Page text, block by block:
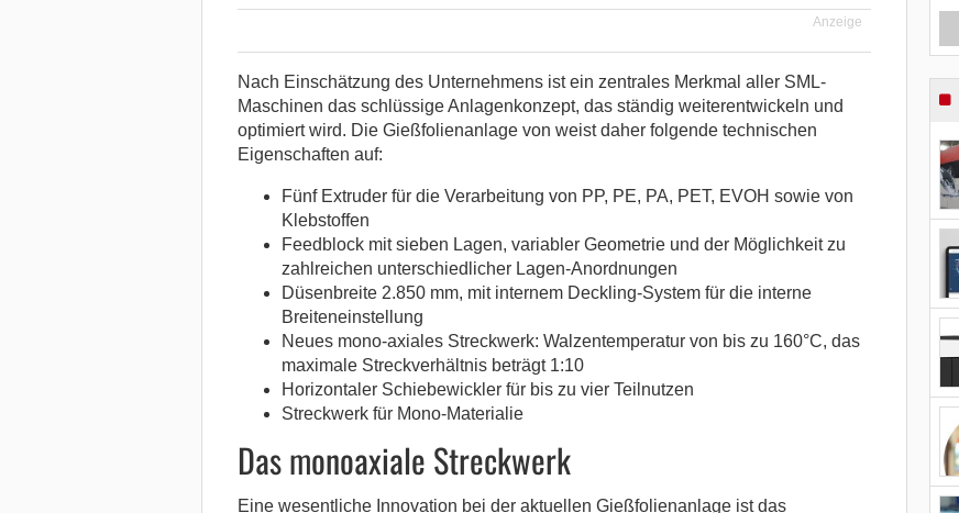
Anzeige
Nach Einschätzung des Unternehmens ist ein zentrales Merkmal aller SML-
Maschinen das schlüssige Anlagenkonzept, das ständig weiterentwickeln und
optimiert wird. Die Gießfolienanlage von weist daher folgende technischen
Eigenschaften auf:
Fünf Extruder für die Verarbeitung von PP, PE, PA, PET, EVOH sowie von
Klebstoffen
Feedblock mit sieben Lagen, variabler Geometrie und der Möglichkeit zu
zahlreichen unterschiedlicher Lagen-Anordnungen
Düsenbreite 2.850 mm, mit internem Deckling-System für die interne
Breiteneinstellung
Neues mono-axiales Streckwerk: Walzentemperatur von bis zu 160°C, das
maximale Streckverhältnis beträgt 1:10
Horizontaler Schiebewickler für bis zu vier Teilnutzen
Streckwerk für Mono-Materialie
Das monoaxiale Streckwerk
Eine wesentliche Innovation bei der aktuellen Gießfolienanlage ist das